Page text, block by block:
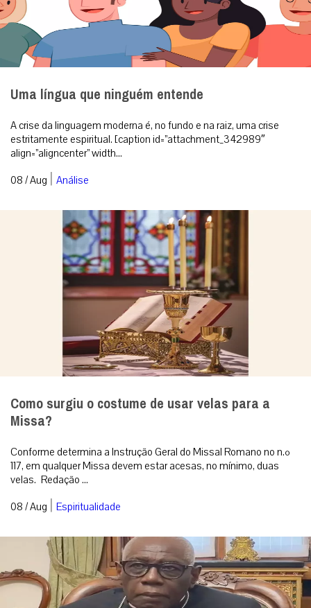
Uma língua que ninguém entende
A crise da linguagem moderna é, no fundo e na raiz, uma crise
estritamente espiritual. [caption id=”attachment_342989″
align=”aligncenter” width...
08 / Aug | Análise
Como surgiu o costume de usar velas para a
Missa?
Conforme determina a Instrução Geral do Missal Romano no n.º
117, em qualquer Missa devem estar acesas, no mínimo, duas
velas. Redação ...
08 / Aug | Espiritualidade